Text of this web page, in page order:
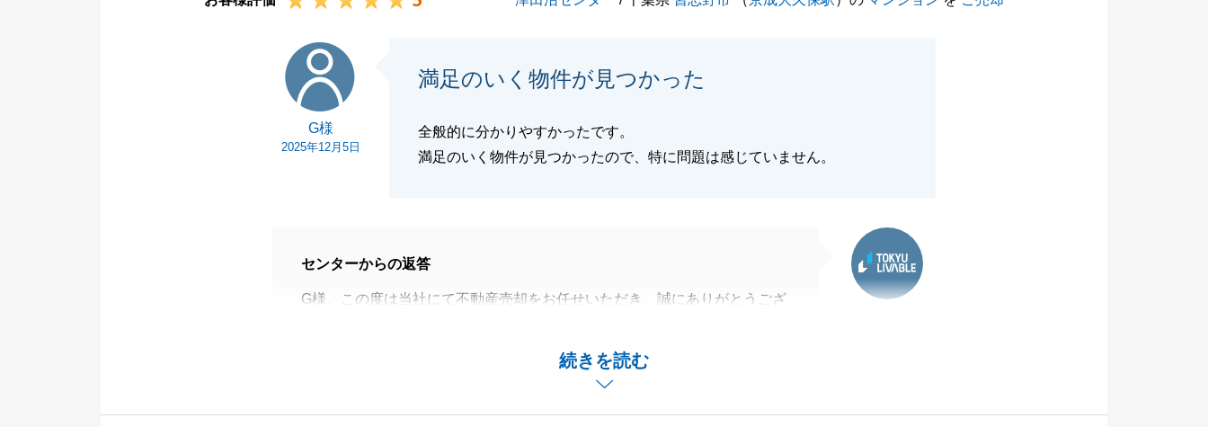
でご連絡いただければと存じます。
G様
2025年12月5日
満足のいく物件が見つかった
全般的に分かりやすかったです。
満足のいく物件が見つかったので、特に問題は感じていません。
続きを読む
センターからの返答
G様、この度は当社にて不動産売却をお任せいただき、誠にありがとうござ
今回はお引越しもあり、ご協力いただくことが多くございましたが、G様が
いつも迅速にご対応いただいたお陰様で、無事にお取引を終えることができ